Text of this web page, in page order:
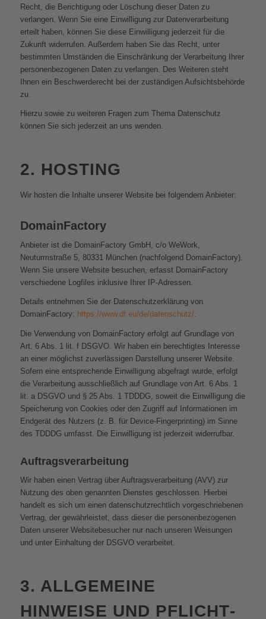
Recht, die Berichtigung oder Löschung dieser Daten zu
verlangen. Wenn Sie eine Einwilligung zur Datenverarbeitung
erteilt haben, können Sie diese Einwilligung jederzeit für die
Zukunft widerrufen. Außerdem haben Sie das Recht, unter
bestimmten Umständen die Einschränkung der Verarbeitung Ihrer
personenbezogenen Daten zu verlangen. Des Weiteren steht
Ihnen ein Beschwerderecht bei der zuständigen Aufsichtsbehörde
zu.
Hierzu sowie zu weiteren Fragen zum Thema Datenschutz
können Sie sich jederzeit an uns wenden.
2. HOSTING
Wir hosten die Inhalte unserer Website bei folgendem Anbieter:
DomainFactory
Anbieter ist die DomainFactory GmbH, c/o WeWork,
Neuturmstraße 5, 80331 München (nachfolgend DomainFactory).
Wenn Sie unsere Website besuchen, erfasst DomainFactory
verschiedene Logfiles inklusive Ihrer IP-Adressen.
Details entnehmen Sie der Datenschutzerklärung von
DomainFactory: https://www.df.eu/de/datenschutz/.
Die Verwendung von DomainFactory erfolgt auf Grundlage von
Art. 6 Abs. 1 lit. f DSGVO. Wir haben ein berechtigtes Interesse
an einer möglichst zuverlässigen Darstellung unserer Website.
Sofern eine entsprechende Einwilligung abgefragt wurde, erfolgt
die Verarbeitung ausschließlich auf Grundlage von Art. 6 Abs. 1
lit. a DSGVO und § 25 Abs. 1 TDDDG, soweit die Einwilligung die
Speicherung von Cookies oder den Zugriff auf Informationen im
Endgerät des Nutzers (z. B. für Device-Fingerprinting) im Sinne
des TDDDG umfasst. Die Einwilligung ist jederzeit widerrufbar.
Auftragsverarbeitung
Wir haben einen Vertrag über Auftragsverarbeitung (AVV) zur
Nutzung des oben genannten Dienstes geschlossen. Hierbei
handelt es sich um einen datenschutzrechtlich vorgeschriebenen
Vertrag, der gewährleistet, dass dieser die personenbezogenen
Daten unserer Websitebesucher nur nach unseren Weisungen
und unter Einhaltung der DSGVO verarbeitet.
3. ALLGEMEINE
HINWEISE UND PFLICHT­